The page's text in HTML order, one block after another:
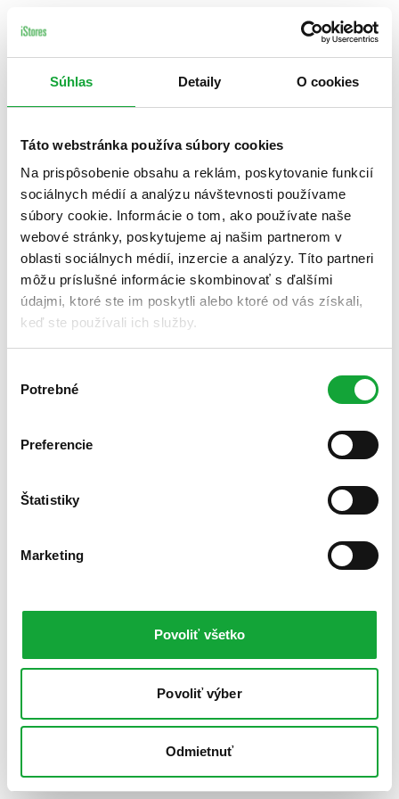
Súhlas Detaily O cookies
Táto webstránka používa súbory cookies
Na prispôsobenie obsahu a reklám, poskytovanie funkcií
sociálnych médií a analýzu návštevnosti používame
súbory cookie. Informácie o tom, ako používate naše
webové stránky, poskytujeme aj našim partnerom v
oblasti sociálnych médií, inzercie a analýzy. Títo partneri
môžu príslušné informácie skombinovať s ďalšími
údajmi, ktoré ste im poskytli alebo ktoré od vás získali,
keď ste používali ich služby.
súhlasu
Potrebné
Preferencie
Štatistiky
Marketing
Povoliť všetko
Povoliť výber
Odmietnuť